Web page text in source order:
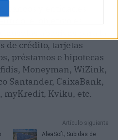
bancos y entidades
el objetivo es
de crédito, tarjetas
préstamos e hipotecas
Moneyman, WiZink,
Santander, CaixaBank,
myKredit, Kviku, etc.
Artículo siguiente
AleaSoft; Subidas de